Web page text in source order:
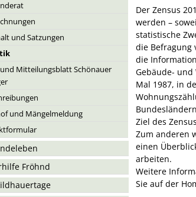
und Satzungen
Mitteilungsblatt Schönauer
und Mängelmeldung
Fröhnd
Der Zensus
werden –
statistische
die Befragung
die
Gebäude-
Mal 1987, in
Ziel des
Zum anderen
einen
arbeiten.
Weitere
Sie auf der